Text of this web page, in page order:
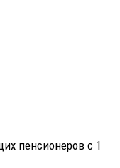
пенсионеров с 1